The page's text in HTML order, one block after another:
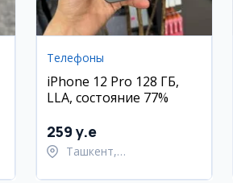
Телефоны
iPhone 12 Pro 128 ГБ,
LLA, состояние 77%
259 y.e
Ташкент,